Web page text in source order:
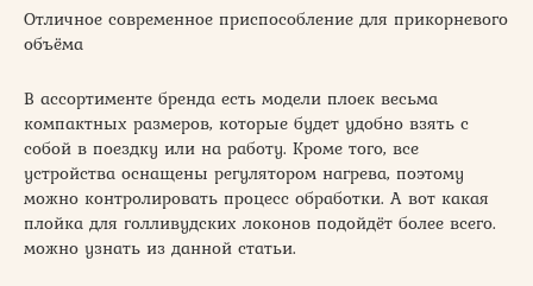
Отличное современное приспособление для прикорневого
объёма
В ассортименте бренда есть модели плоек весьма
компактных размеров, которые будет удобно взять с
собой в поездку или на работу. Кроме того, все
устройства оснащены регулятором нагрева, поэтому
можно контролировать процесс обработки. А вот какая
плойка для голливудских локонов подойдёт более всего.
можно узнать из данной статьи.